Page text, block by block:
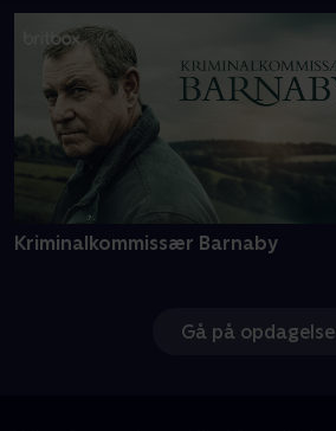
Kriminalkommissær Barnaby
Gå på opdagelse